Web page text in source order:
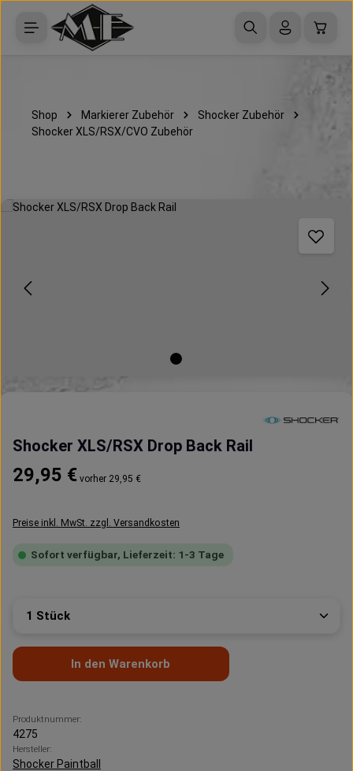
Zum Hauptinhalt springen
Shop Markierer Zubehör
Shocker Zubehör
Shocker XLS/RSX/CVO Zubehör
Bildergalerie überspringen
Shocker XLS/RSX Drop Back Rail
Regulärer Preis:
29,95 € vorher 29,95 €
Preise inkl. MwSt. zzgl. Versandkosten
Sofort verfügbar, Lieferzeit: 1-3 Tage
Produkt Anzahl: Gib den gewünschten Wert ein
In den Warenkorb
Produktnummer:
4275
Hersteller:
Shocker Paintball